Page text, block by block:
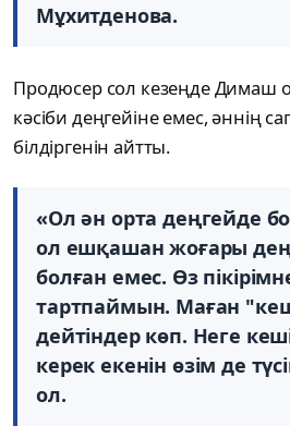
Мұхитденова.
Продюсер сол кезеңде Димаш
кәсіби деңгейіне емес, әннің
білдіргенін айтты.
«Ол ән орта деңгейде
ол ешқашан жоғары
болған емес. Өз
тартпаймын. Маған
дейтіндер көп. Неге
керек екенін өзім де
ол.